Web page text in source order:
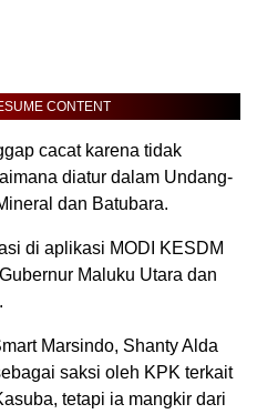
CONTENT
cacat karena tidak
diatur dalam Undang-
dan Batubara.
di aplikasi MODI KESDM
Maluku Utara dan
Marsindo, Shanty Alda
saksi oleh KPK terkait
tetapi ia mangkir dari